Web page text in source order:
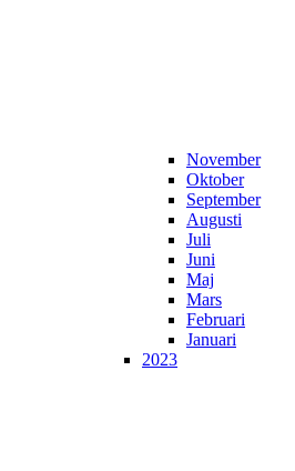
November
Oktober
September
Augusti
Juli
Juni
Maj
Mars
Februari
Januari
2023